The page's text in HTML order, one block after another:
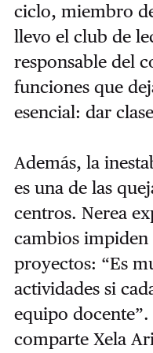
ciclo, miembro
llevo el club de
responsable del
funciones que
esencial: dar
Además, la
es una de las
centros. Nerea
cambios
proyectos: “Es
actividades si
equipo
comparte Xela